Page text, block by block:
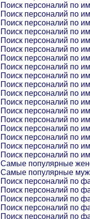
Поиск персоналий по
Поиск персоналий по
Поиск персоналий по
Поиск персоналий по
Поиск персоналий по
Поиск персоналий по
Поиск персоналий по
Поиск персоналий по
Поиск персоналий по
Поиск персоналий по
Поиск персоналий по
Поиск персоналий по
Поиск персоналий по
Поиск персоналий по
Поиск персоналий по
Поиск персоналий по
Поиск персоналий по
Поиск персоналий по
Самые популярные
Самые популярные
Поиск персоналий по
Поиск персоналий по
Поиск персоналий по
Поиск персоналий по
Поиск персоналий по